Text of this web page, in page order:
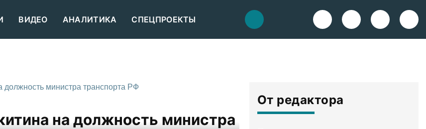
ВИДЕО АНАЛИТИКА СПЕЦПРОЕКТЫ
должность министра транспорта РФ
на должность министра
От редактора